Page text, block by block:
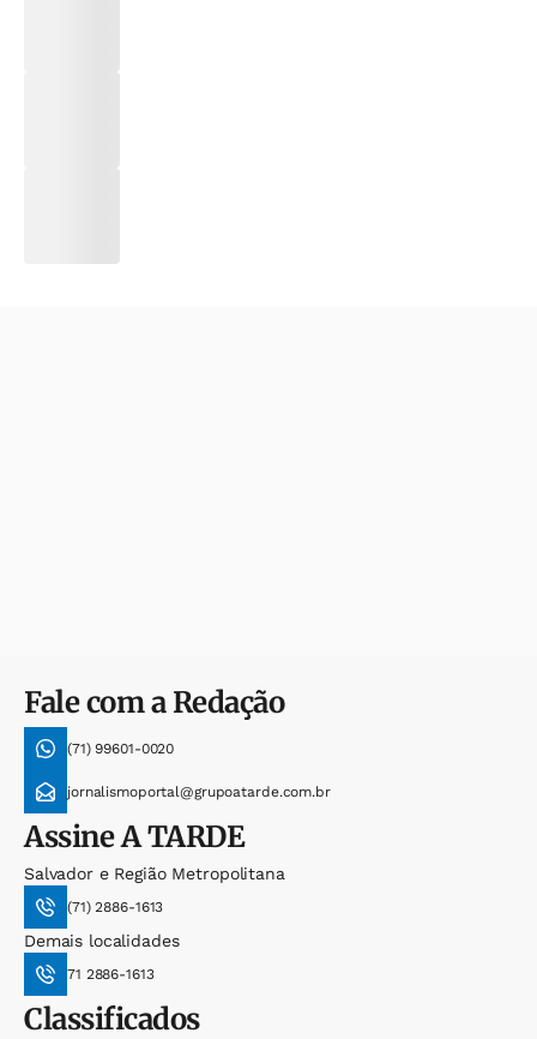
Fale com a Redação
(71) 99601-0020
jornalismoportal@grupoatarde.com.br
AssineA TARDE
Salvador e Região Metropolitana
(71) 2886-1613
Demais localidades
71 2886-1613
Classificados